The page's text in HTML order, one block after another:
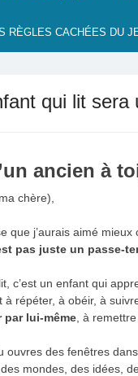
RÈGLES CACHÉES DU
qui lit sera
ancien à
chère),
que j’aurais aimé
pas juste un passe-
c’est un enfant qui
à répéter, à obéir, à
par lui-même , à
ouvres des fenêtres dans
mondes, des idées,